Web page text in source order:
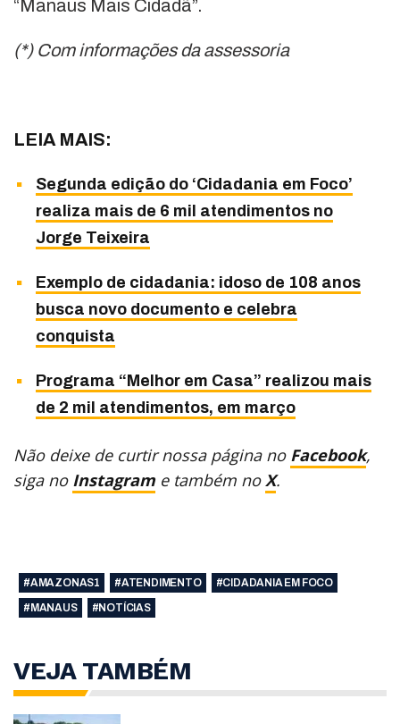
“Manaus Mais Cidadã”.
(*) Com informações da assessoria
LEIA MAIS:
Segunda edição do ‘Cidadania em Foco’
realiza mais de 6 mil atendimentos no
Jorge Teixeira
Exemplo de cidadania: idoso de 108 anos
busca novo documento e celebra
conquista
Programa “Melhor em Casa” realizou mais
de 2 mil atendimentos, em março
Não deixe de curtir nossa página no Facebook,
siga no Instagram e também noX.
#AMAZONAS1 #ATENDIMENTO
#CIDADANIA EM FOCO
#MANAUS
#NOTÍCIAS
VEJA TAMBÉM